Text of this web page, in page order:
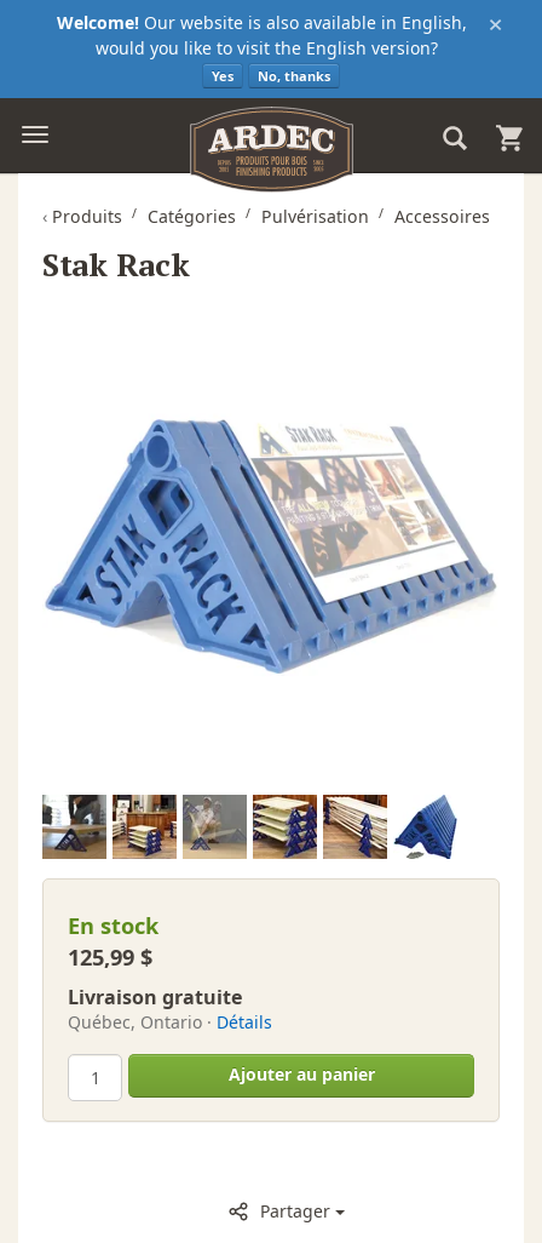
×
Welcome! Our website is also available in English,
would you like to visit the English version?
Yes No, thanks
‹ Produits Catégories Pulvérisation Accessoires
Stak Rack
En stock
125,99 $
Livraison gratuite
Québec, Ontario · Détails
Ajouter au panier
Partager